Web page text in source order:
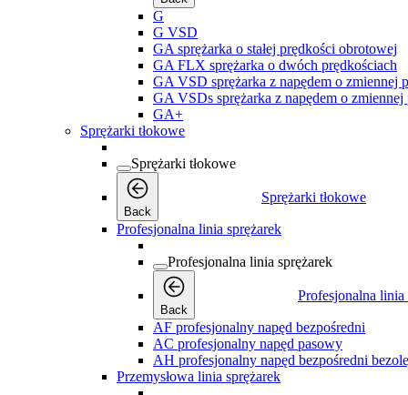
G
G VSD
GA sprężarka o stałej prędkości obrotowej
GA FLX sprężarka o dwóch prędkościach
GA VSD sprężarka z napędem o zmiennej
GA VSDs sprężarka z napędem o zmiennej
GA+
Sprężarki tłokowe
Sprężarki tłokowe
Back
Sprężarki tłokowe
Profesjonalna linia sprężarek
Profesjonalna linia sprężarek
Back
Profesjonalna linia
AF profesjonalny napęd bezpośredni
AC profesjonalny napęd pasowy
AH profesjonalny napęd bezpośredni
Przemysłowa linia sprężarek